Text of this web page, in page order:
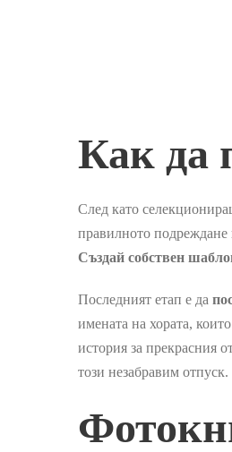
Как да
След като
правилното подреждане
Създай собствен
Последният етап е да
имената на хората,
история за прекрасния
този незабравим отпуск.